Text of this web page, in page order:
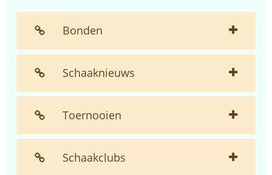
Bonden
Schaaknieuws
Toernooien
Schaakclubs